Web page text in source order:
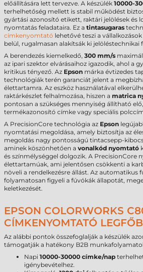
előállítására lett tervezve. A készülék 10000-
terhelhetőség mellett is stabil működést
gyártási azonosító etikett, raktári jelölések és
nyomtatás feladataira. Ez a tintasugaras
címkenyomtató lehetővé teszi a
belül, rugalmasan alakítsák ki jelöléstechnikai
A berendezés kiemelkedő, 300 mm/s
az ipari szektor elvárásaihoz igazodik, ahol a
kritikus tényező. Az Epson márka évtizedes
technológiák terén garanciát jelent a
élettartamra. Az eszköz használatával
raktárkészlet felhalmozása, hiszen a matrica
pontosan a szükséges mennyiség állítható
termékazonosító címke vagy speciális
A PrecisionCore technológia az Epson
nyomtatási megoldása, amely biztosítja az
megoldás nagy pontosságú tintacsepp-
aminek köszönhetően a vonalkód nyomtató
és színmélységgel dolgozik. A PrecisionCore
élettartamúak, ami jelentősen csökkenti a
növeli a rendelkezésre állást. Az automatikus
folyamatosan figyeli a fúvókák állapotát,
keletkezését.
EPSON COLORWORKS
CÍMKENYOMTATÓ
Az alábbi pontok összefoglalják a készülék
támogatják a hatékony B2B
Napi 10000-30000 címke/nap
igénybevételhez.